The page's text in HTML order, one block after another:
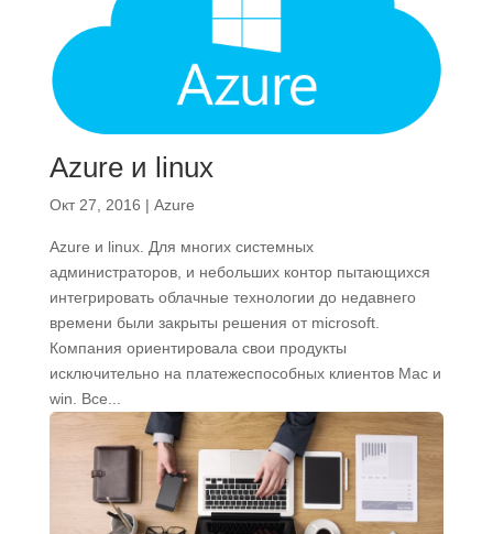
Azure и linux
Окт 27, 2016 | Azure
Azure и linux. Для многих системных
администраторов, и небольших контор пытающихся
интегрировать облачные технологии до недавнего
времени были закрыты решения от microsoft.
Компания ориентировала свои продукты
исключительно на платежеспособных клиентов Mac и
win. Все...